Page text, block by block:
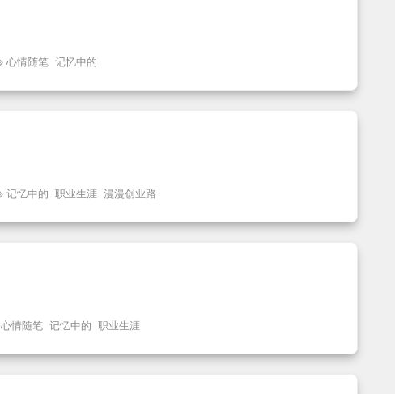
心情随笔 记忆中的
记忆中的 职业生涯 漫漫创业路
心情随笔 记忆中的 职业生涯